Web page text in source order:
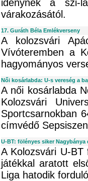
idénynek a szi-
várakozásától.
17. Guráth Béla Emlékverseny
A kolozsvári
Vívóteremben a
hagyományos
Női kosárlabda: U-s vereség a
A női kosárlabda
Kolozsvári
Sportcsarnokban
címvédő
U-BT: fölényes siker Nagybánya
A Kolozsvári U-
játékkal aratott
Liga hatodik